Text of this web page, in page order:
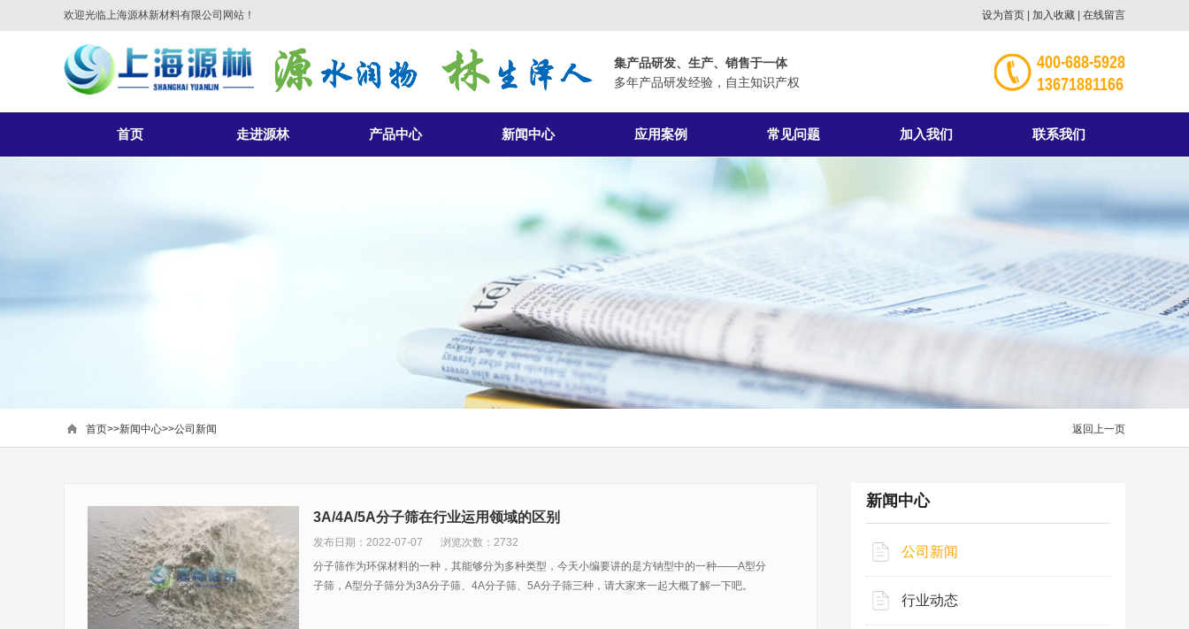
欢迎光临上海源林新材料有限公司网站！ 设为首页 加入收藏 在线留言
集产品研发、生产、销售于一体
多年产品研发经验，自主知识产权
400-688-5928
13671881166
首页 走进源林 产品中心 新闻中心 应用案例 常见问题 加入我们 联系我们
返回上一页
首页>>新闻中心>>公司新闻
3A/4A/5A分子筛在行业运用领域的区别
发布日期：2022-07-07
浏览次数：2732
分子筛作为环保材料的一种，其能够分为多种类型，今天小编要讲的是方钠型中的一种——A型分
子筛，A型分子筛分为3A分子筛、4A分子筛、5A分子筛三种，请大家来一起大概了解一下吧。
新闻中心
公司新闻
行业动态